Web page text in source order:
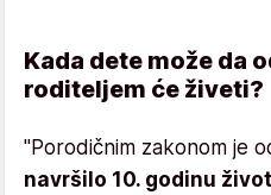
Kada dete može da
roditeljem će živeti?
"Porodičnim zakonom je
navršilo 10. godinu